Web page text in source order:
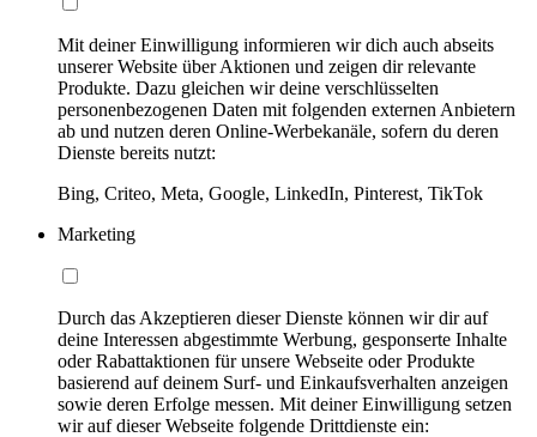
Mit deiner Einwilligung informieren wir dich auch abseits
unserer Website über Aktionen und zeigen dir relevante
Produkte. Dazu gleichen wir deine verschlüsselten
personenbezogenen Daten mit folgenden externen Anbietern
ab und nutzen deren Online-Werbekanäle, sofern du deren
Dienste bereits nutzt:
Bing, Criteo, Meta, Google, LinkedIn, Pinterest, TikTok
Marketing
Durch das Akzeptieren dieser Dienste können wir dir auf
deine Interessen abgestimmte Werbung, gesponserte Inhalte
oder Rabattaktionen für unsere Webseite oder Produkte
basierend auf deinem Surf- und Einkaufsverhalten anzeigen
sowie deren Erfolge messen. Mit deiner Einwilligung setzen
wir auf dieser Webseite folgende Drittdienste ein: